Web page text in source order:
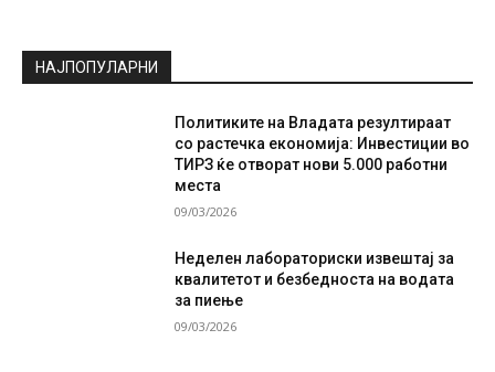
НАЈПОПУЛАРНИ
Политиките на Владата резултираат
со растечка економија: Инвестиции во
ТИРЗ ќе отворат нови 5.000 работни
места
09/03/2026
Неделен лабораториски извештај за
квалитетот и безбедноста на водата
за пиење
09/03/2026